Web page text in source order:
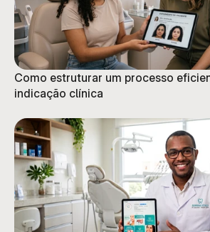
Como estruturar um processo
indicação clínica